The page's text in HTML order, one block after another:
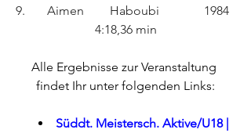
9.	Aimen	Haboubi		1984
4:18,36 min
Alle Ergebnisse zur Veranstaltung
findet Ihr unter folgenden Links:
Süddt. Meistersch. Aktive/U18 |